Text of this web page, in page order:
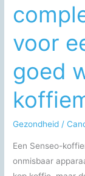
voor
goed
Gezondheid /
Een Senseo-
onmisbaar